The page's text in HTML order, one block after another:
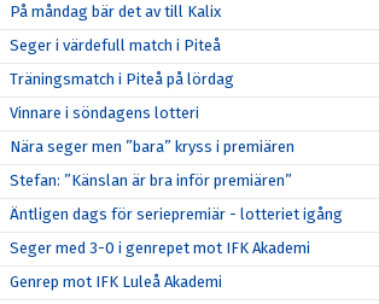
På måndag bär det av till Kalix
Seger i värdefull match i Piteå
Träningsmatch i Piteå på lördag
Vinnare i söndagens lotteri
Nära seger men ”bara” kryss i premiären
Stefan: ”Känslan är bra inför premiären”
Äntligen dags för seriepremiär - lotteriet igång
Seger med 3-0 i genrepet mot IFK Akademi
Genrep mot IFK Luleå Akademi